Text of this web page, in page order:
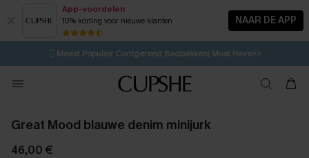
App-voordelen
10% korting voor nieuwe klanten NAAR DE APP
⚡️LAATSTE KANS | Tot 50% korting>>
🩱Meest Populair Corrigerend Badpakken| Must Have>>
💌Abonneer je & ontvang tot 15% korting>>
Koop 3, krijg 15% korting | CODE: SW15
Great Mood blauwe denim minijurk
46,00 €